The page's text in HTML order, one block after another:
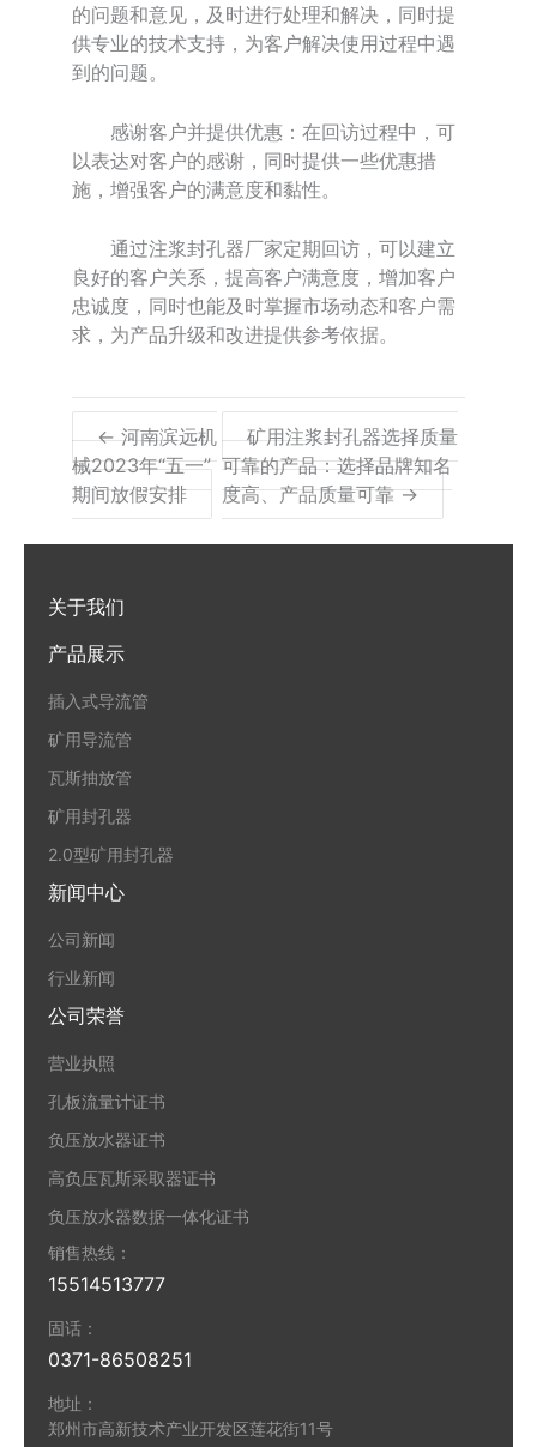
的问题和意见，及时进行处理和解决，同时提
供专业的技术支持，为客户解决使用过程中遇
到的问题。
感谢客户并提供优惠：在回访过程中，可
以表达对客户的感谢，同时提供一些优惠措
施，增强客户的满意度和黏性。
通过注浆封孔器厂家定期回访，可以建立
良好的客户关系，提高客户满意度，增加客户
忠诚度，同时也能及时掌握市场动态和客户需
求，为产品升级和改进提供参考依据。
← 河南滨远机
械2023年“五一”
期间放假安排
矿用注浆封孔器选择质量
可靠的产品：选择品牌知名
度高、产品质量可靠 →
关于我们
产品展示
插入式导流管
矿用导流管
瓦斯抽放管
矿用封孔器
2.0型矿用封孔器
新闻中心
公司新闻
行业新闻
公司荣誉
营业执照
孔板流量计证书
负压放水器证书
高负压瓦斯采取器证书
负压放水器数据一体化证书
销售热线：
15514513777
固话：
0371-86508251
地址：
郑州市高新技术产业开发区莲花街11号